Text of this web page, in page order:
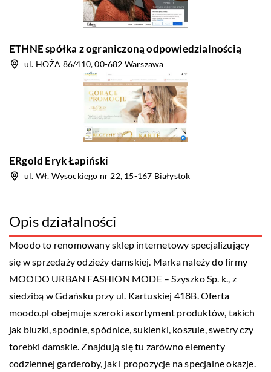
ETHNE spółka z ograniczoną odpowiedzialnością
ul. HOŻA 86/410, 00-682 Warszawa
ERgold Eryk Łapiński
ul. Wł. Wysockiego nr 22, 15-167 Białystok
Opis działalności
Moodo to renomowany sklep internetowy specjalizujący
się w sprzedaży odzieży damskiej. Marka należy do firmy
MOODO URBAN FASHION MODE – Szyszko Sp. k., z
siedzibą w Gdańsku przy ul. Kartuskiej 418B. Oferta
moodo.pl obejmuje szeroki asortyment produktów, takich
jak bluzki, spodnie, spódnice, sukienki, koszule, swetry czy
torebki damskie. Znajdują się tu zarówno elementy
codziennej garderoby, jak i propozycje na specjalne okazje.